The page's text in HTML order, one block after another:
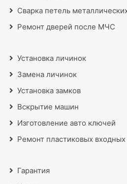
Сварка петель
Ремонт дверей после МЧС
Установка личинок
Замена личинок
Установка замков
Вскрытие машин
Изготовление авто ключей
Ремонт пластиковых
Гарантия